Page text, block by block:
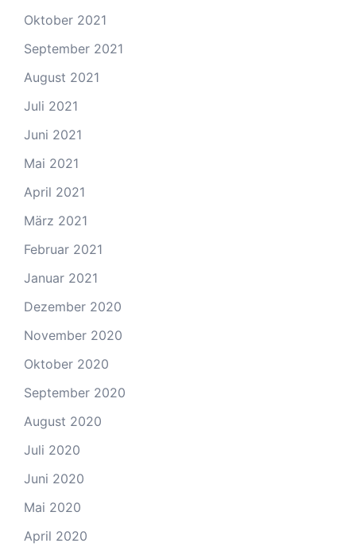
Oktober 2021
September 2021
August 2021
Juli 2021
Juni 2021
Mai 2021
April 2021
März 2021
Februar 2021
Januar 2021
Dezember 2020
November 2020
Oktober 2020
September 2020
August 2020
Juli 2020
Juni 2020
Mai 2020
April 2020